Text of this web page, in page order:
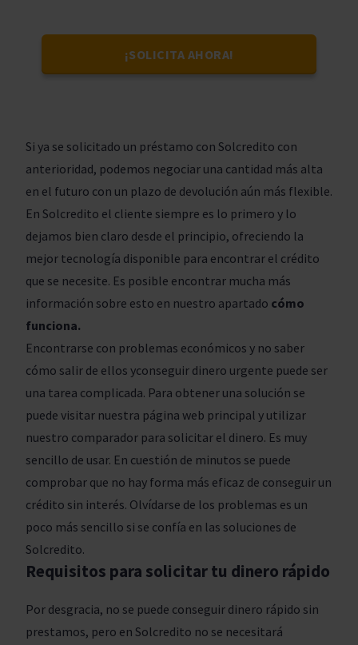
¡SOLICITA AHORA!
Si ya se solicitado un préstamo con Solcredito con
anterioridad, podemos negociar una cantidad más alta
en el futuro con un plazo de devolución aún más flexible.
En Solcredito el cliente siempre es lo primero y lo
dejamos bien claro desde el principio, ofreciendo la
mejor tecnología disponible para encontrar el crédito
que se necesite. Es posible encontrar mucha más
información sobre esto en nuestro apartado cómo
funciona.
Encontrarse con problemas económicos y no saber
cómo salir de ellos yconseguir dinero urgente puede ser
una tarea complicada. Para obtener una solución se
puede visitar nuestra página web principal y utilizar
nuestro comparador para solicitar el dinero. Es muy
sencillo de usar. En cuestión de minutos se puede
comprobar que no hay forma más eficaz de conseguir un
crédito sin interés. Olvídarse de los problemas es un
poco más sencillo si se confía en las soluciones de
Solcredito.
Requisitos para solicitar tu dinero rápido
Por desgracia, no se puede conseguir dinero rápido sin
prestamos, pero en Solcredito no se necesitará